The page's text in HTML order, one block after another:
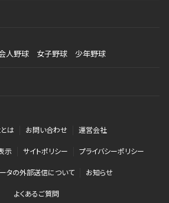
人野球 女子野球 少年野球
は お問い合わせ 運営会社
示 サイトポリシー プライバシーポリシー
タの外部送信について お知らせ
よくあるご質問